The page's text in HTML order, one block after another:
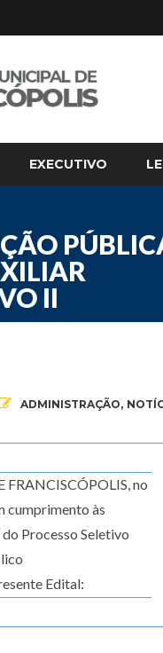
EXECUTIVO
II
ADMINISTRAÇÃO,
no
cumprimento às
Processo Seletivo
Edital: